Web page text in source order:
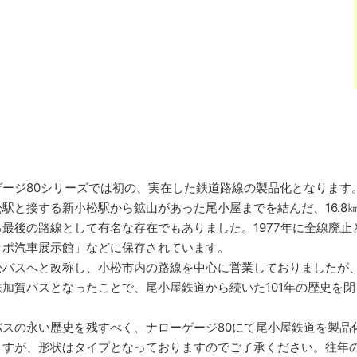
ジ80シリーズでは初の、実在した鉄道路線の製品化となります
と接する新小松駅から鉱山があった尾小屋までを結んだ、16.8
後の路線として有名な存在でもありました。1977年に全線廃
汽車展示館」などに保存されています。
スへと改称し、小松市内の路線を中心に営業しておりましたが
賀バスとなったことで、尾小屋鉄道から続いた101年の歴史を
の永い歴史を残すべく、ナローゲージ80にて尾小屋鉄道を製
が、形状はタイプとなっておりますのでご了承ください。往年